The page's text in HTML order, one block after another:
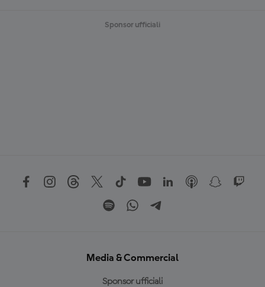
Sponsor ufficiali
Media & Commercial
Sponsor ufficiali